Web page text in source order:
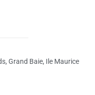
Grand Baie, Ile Maurice